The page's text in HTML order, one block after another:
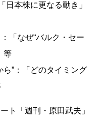
日本株に更なる動き」
「なぜ“バルク・セー
等
”：「どのタイミング
ト「週刊・原田武夫」